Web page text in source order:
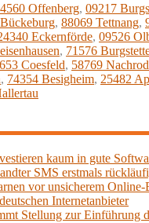
Offenberg, 09217
, 88069 Tettnang,
Eckernförde, 09526
, 71576
Coesfeld, 58769
, 74354 Besigheim, 25482
kaum in gute
SMS erstmals
vor unsicherem
Internetanbieter
Stellung zur Einführung